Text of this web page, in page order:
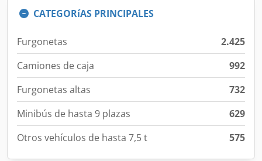
CATEGORíAS PRINCIPALES
Furgonetas
2.425
Camiones de caja
992
Furgonetas altas
732
Minibús de hasta 9 plazas
629
Otros vehículos de hasta 7,5 t
575